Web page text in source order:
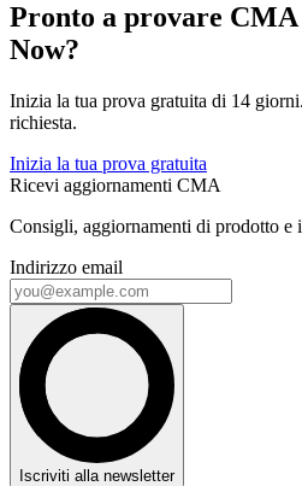
Pronto a provare CMA
Now?
Inizia la tua prova gratuita di 14
richiesta.
Inizia la tua prova gratuita
Ricevi aggiornamenti CMA
Consigli, aggiornamenti di prodotto e
Indirizzo email
Iscriviti alla newsletter